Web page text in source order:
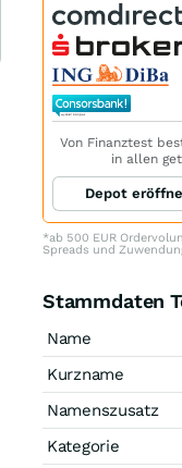
Von Finanztest
in allen
Depot
*ab 500 EUR
Spreads und
Stammdaten
Name
Kurzname
Namenszusatz
Kategorie